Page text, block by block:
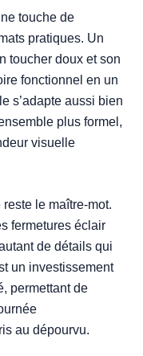
touche de
pratiques. Un
toucher doux et son
fonctionnel en un
s’adapte aussi bien
plus formel,
visuelle
le maître-mot.
fermetures éclair
de détails qui
un investissement
permettant de
au dépourvu.